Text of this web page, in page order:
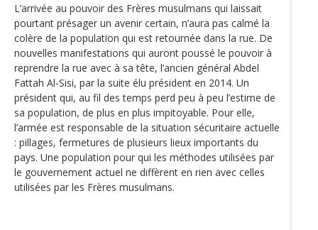
L’arrivée au pouvoir des Frères musulmans qui laissait
pourtant présager un avenir certain, n’aura pas calmé la
colère de la population qui est retournée dans la rue. De
nouvelles manifestations qui auront poussé le pouvoir à
reprendre la rue avec à sa tête, l’ancien général Abdel
Fattah Al-Sisi, par la suite élu président en 2014. Un
président qui, au fil des temps perd peu à peu l’estime de
sa population, de plus en plus impitoyable. Pour elle,
l’armée est responsable de la situation sécuritaire actuelle
: pillages, fermetures de plusieurs lieux importants du
pays. Une population pour qui les méthodes utilisées par
le gouvernement actuel ne diffèrent en rien avec celles
utilisées par les Frères musulmans.